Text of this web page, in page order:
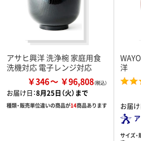
アサヒ興洋 洗浄椀 家庭用食
洗機対応 電子レンジ対応
￥346 ￥96,808
お届け日：8月25日（火）まで
種類・販売単位違いの商品が14商品あります
洋
お届け
サイズ